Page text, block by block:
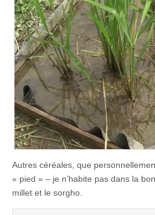
Autres céréales, que
« pied » – je n’habite pas dans la
millet et le sorgho.